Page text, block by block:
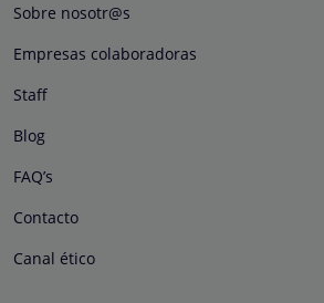
Sobre nosotr@s
Empresas colaboradoras
Staff
Blog
FAQ’s
Contacto
Canal ético